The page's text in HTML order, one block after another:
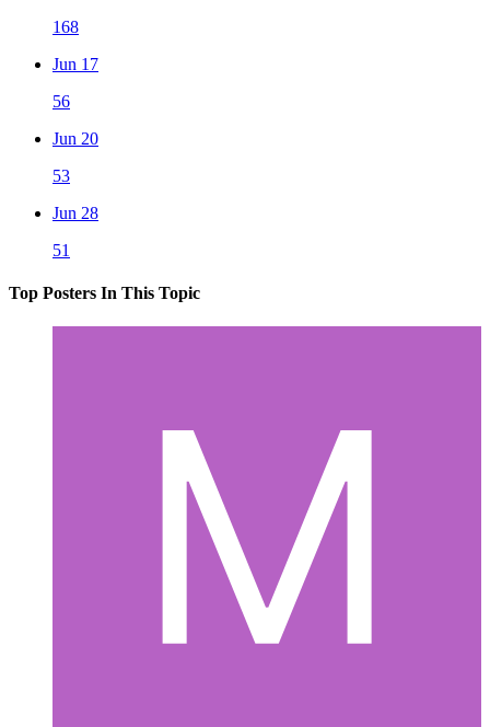
168
Jun 17
56
Jun 20
53
Jun 28
51
Top Posters In This Topic